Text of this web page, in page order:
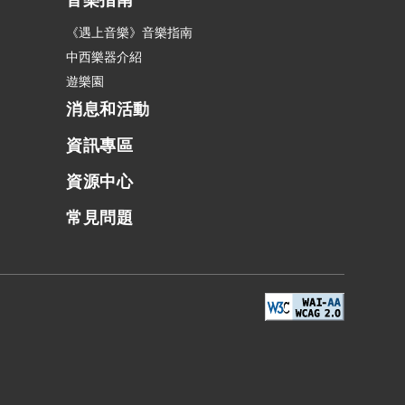
《遇上音樂》音樂指南
中西樂器介紹
遊樂園
消息和活動
資訊專區
資源中心
常見問題